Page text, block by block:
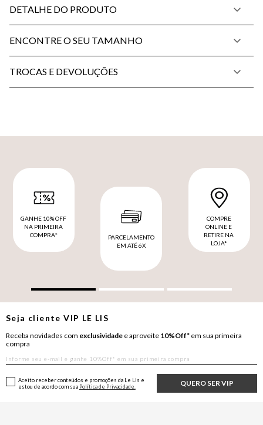
DETALHE DO PRODUTO
ENCONTRE O SEU TAMANHO
TROCAS E DEVOLUÇÕES
GANHE 10% OFF
NA PRIMEIRA
COMPRA*
PARCELAMENTO
EM ATÉ 6X
COMPRE
ONLINE E
RETIRE NA
LOJA*
Seja clienteVIP LE LIS
Receba novidades com exclusividade e aproveite 10%Off* em sua primeira
compra
QUERO SER VIP
Aceito receber conteúdos e promoções da Le Lis e
estou de acordo com sua Política de Privacidade.